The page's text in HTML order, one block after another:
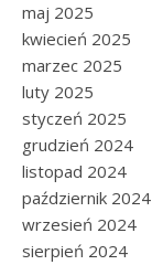
maj 2025
kwiecień 2025
marzec 2025
luty 2025
styczeń 2025
grudzień 2024
listopad 2024
październik 2024
wrzesień 2024
sierpień 2024